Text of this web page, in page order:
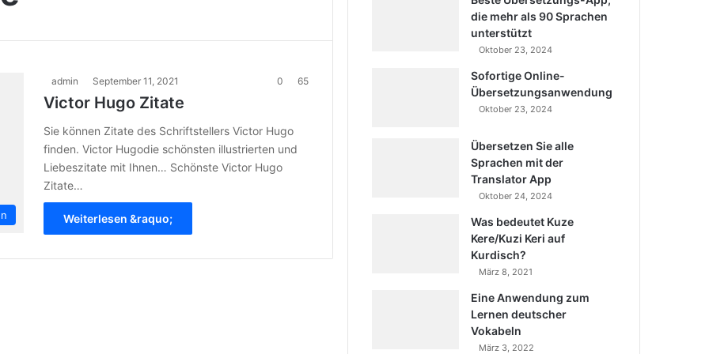
admin September 11, 2021 0 65
Victor Hugo Zitate
Sie können Zitate des Schriftstellers Victor Hugo
finden. Victor Hugodie schönsten illustrierten und
Liebeszitate mit Ihnen… Schönste Victor Hugo
Zitate…
Weiterlesen &raquo;
die mehr als 90 Sprachen
unterstützt
Oktober 23, 2024
Sofortige Online-
Übersetzungsanwendung
Oktober 23, 2024
Übersetzen Sie alle
Sprachen mit der
Translator App
Oktober 24, 2024
Was bedeutet Kuze
Kere/Kuzi Keri auf
Kurdisch?
März 8, 2021
Eine Anwendung zum
Lernen deutscher
Vokabeln
März 3, 2022